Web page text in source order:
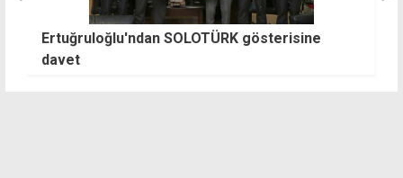
Ertuğruloğlu'ndan SOLOTÜRK gösterisine
davet